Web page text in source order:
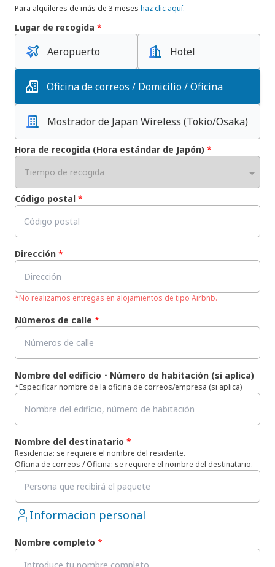
Para alquileres de más de 3 meses haz clic aquí.
Lugar de recogida *
Aeropuerto Hotel
Oficina de correos / Domicilio / Oficina
Mostrador de Japan Wireless (Tokio/Osaka)
Hora de recogida (Hora estándar de Japón) *
Tiempo de recogida
Código postal *
Dirección *
*No realizamos entregas en alojamientos de tipo Airbnb.
Números de calle *
Nombre del edificio・Número de habitación (si aplica)
*Especificar nombre de la oficina de correos/empresa (si aplica)
Nombre del destinatario *
Residencia: se requiere el nombre del residente.
Oficina de correos / Oficina: se requiere el nombre del destinatario.
Informacion personal
Nombre completo *